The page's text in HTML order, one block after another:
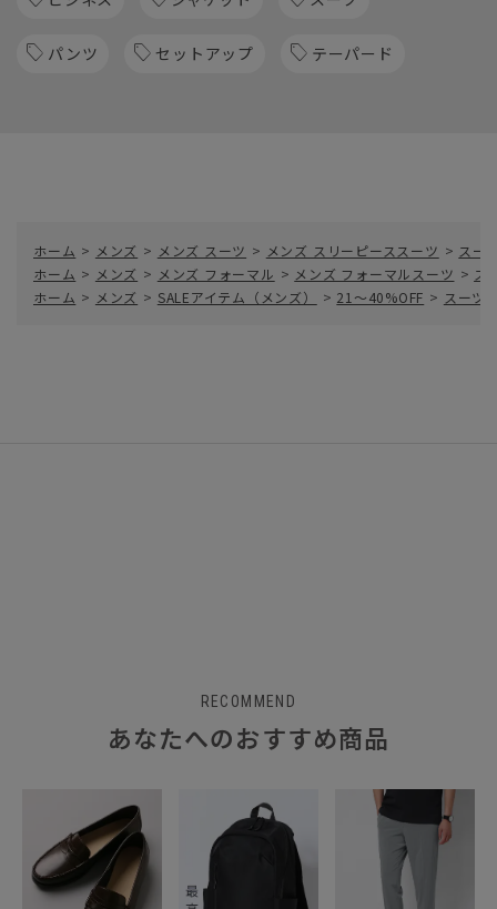
パンツ セットアップ テーパード
ホーム > メンズ > メンズ スーツ > メンズ スリーピーススーツ > スー
ホーム > メンズ > メンズ フォーマル > メンズ フォーマルスーツ > ス
ホーム > メンズ > SALEアイテム（メンズ） > 21～40%OFF > スーツ
RECOMMEND
あなたへのおすすめ商品